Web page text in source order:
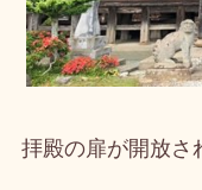
拝殿の扉が開放さ